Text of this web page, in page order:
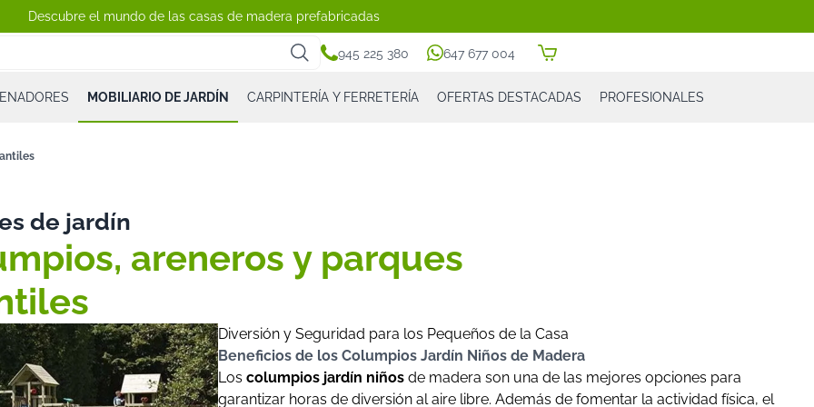
Descubre el mundo de las casas de madera prefabricadas
945 225 380 647 677 004
MOBILIARIO DE JARDÍN CARPINTERÍA Y FERRETERÍA OFERTAS DESTACADAS PROFESIONALES
de jardín
areneros y parques
Diversión y Seguridad para los Pequeños de la Casa
Beneficios de los Columpios Jardín Niños de Madera
Los columpios jardín niños de madera son una de las mejores opciones para
garantizar horas de diversión al aire libre. Además de fomentar la actividad física, el